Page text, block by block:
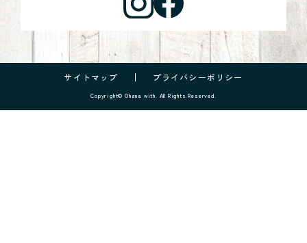
サイトマップ プライバシーポリシー
Copyright© Ohana with. All Rights Reserved.